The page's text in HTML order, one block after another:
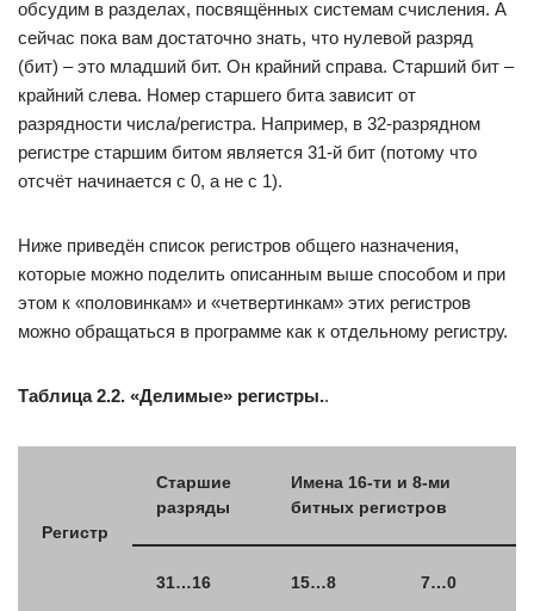
обсудим в разделах, посвящённых системам счисления. А
сейчас пока вам достаточно знать, что нулевой разряд
(бит) – это младший бит. Он крайний справа. Старший бит –
крайний слева. Номер старшего бита зависит от
разрядности числа/регистра. Например, в 32-разрядном
регистре старшим битом является 31-й бит (потому что
отсчёт начинается с 0, а не с 1).
Ниже приведён список регистров общего назначения,
которые можно поделить описанным выше способом и при
этом к «половинкам» и «четвертинкам» этих регистров
можно обращаться в программе как к отдельному регистру.
Таблица 2.2. «Делимые» регистры..
Регистр
Старшие
разряды
Имена 16-ти и 8-ми
битных регистров
31…16 15…8 7…0